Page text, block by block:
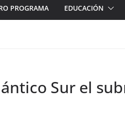
PROGRAMA EDUCACIÓN
Sur el